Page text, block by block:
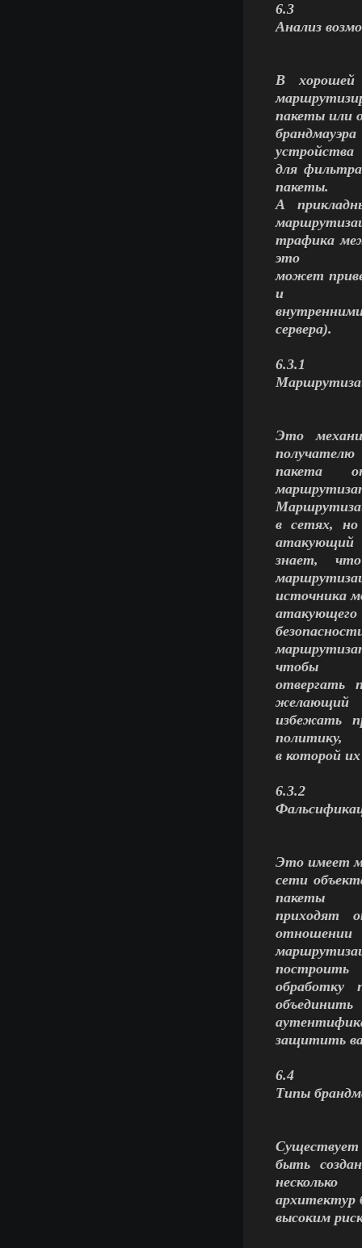
6.3
Анализ
В хорошей
пакеты или
устройства
для
пакеты.
А
трафика
это
может
и
сервера).
6.3.1
Это
получателю
пакета
в сетях,
атакующий
знает,
источника
чтобы
отвергать
желающий
избежать
политику,
в которой
6.3.2
Это имеет
сети
пакеты
приходят
отношении
построить
обработку
объединить
защитить
6.4
Типы
Существует
быть
несколько
архитектур
высоким